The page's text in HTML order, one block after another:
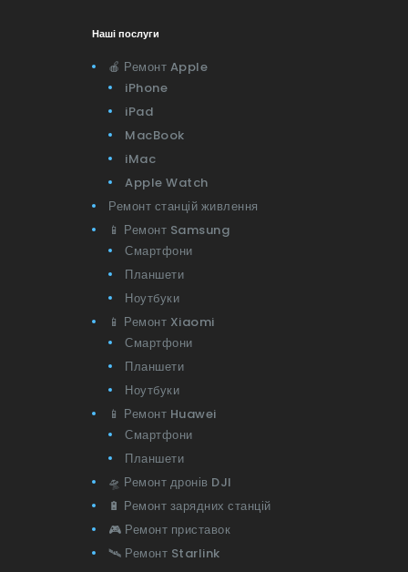
Наші послуги
🍎 Ремонт Apple
iPhone
iPad
MacBook
iMac
Apple Watch
Ремонт станцій живлення
📱 Ремонт Samsung
Смартфони
Планшети
Ноутбуки
📱 Ремонт Xiaomi
Смартфони
Планшети
Ноутбуки
📱 Ремонт Huawei
Смартфони
Планшети
🛸 Ремонт дронів DJI
🔋 Ремонт зарядних станцій
🎮 Ремонт приставок
🛰 Ремонт Starlink